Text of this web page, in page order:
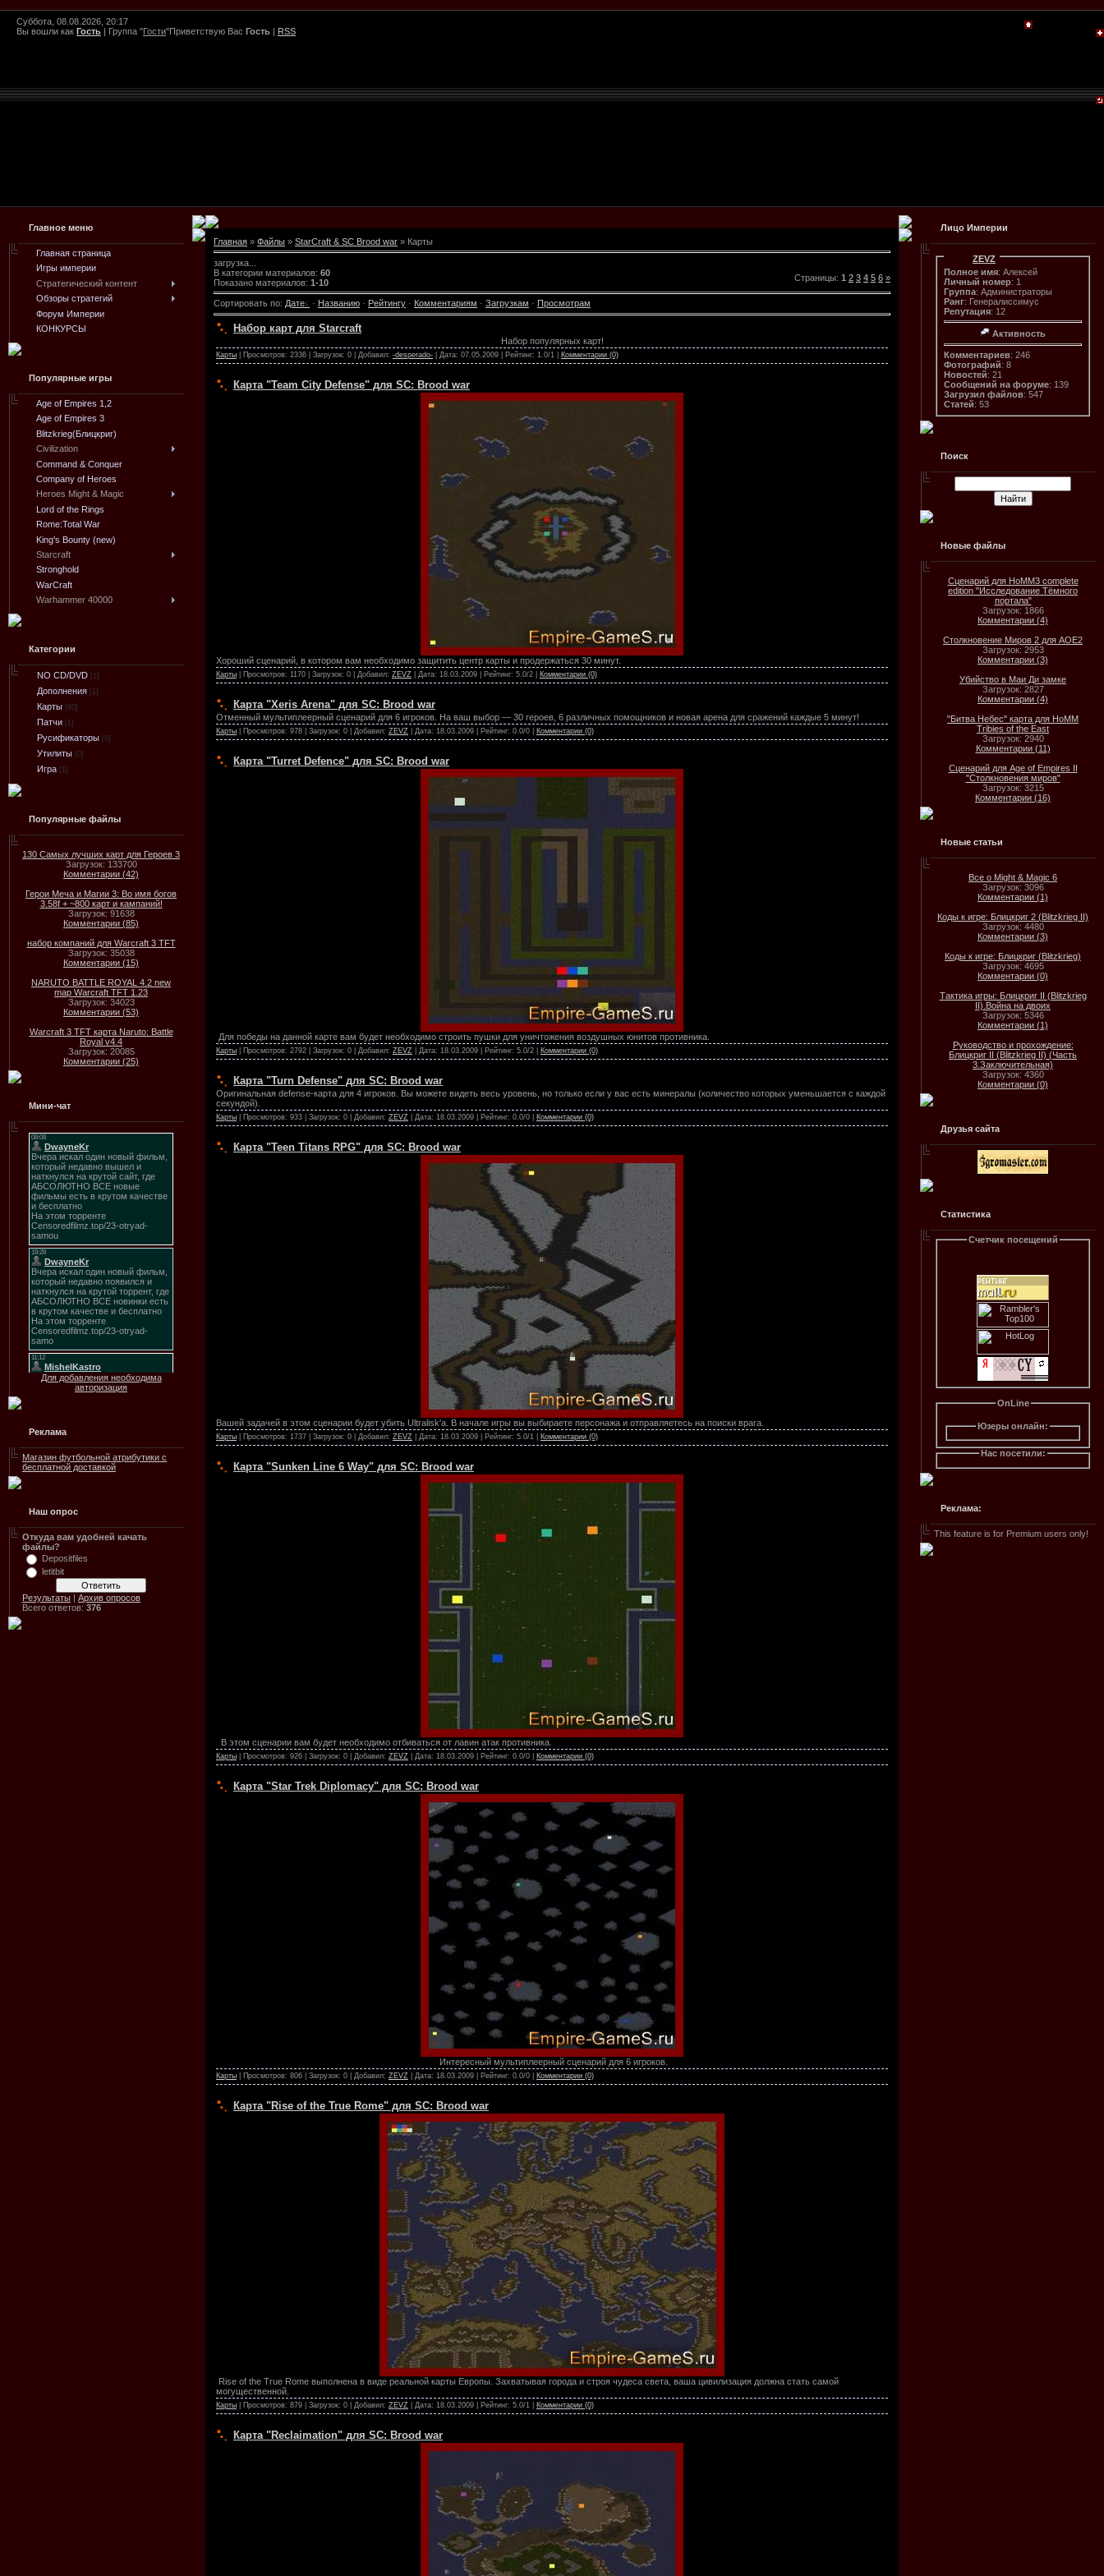
Суббота, 08.08.2026, 20:17
Вы вошли как Гость | Группа "Гости"Приветствую Вас Гость | RSS
Главное меню
Главная страница
Игры империи
Стратегический контент
Обзоры стратегий
Форум Империи
КОНКУРСЫ
Популярные игры
Age of Empires 1,2
Age of Empires 3
Blitzkrieg(Блицкриг)
Civilization
Command & Conquer
Company of Heroes
Heroes Might & Magic
Lord of the Rings
Rome:Total War
King's Bounty (new)
Starcraft
Stronghold
WarCraft
Warhammer 40000
Категории
NO CD/DVD [1]
Дополнения [1]
Карты [60]
Патчи [1]
Русификаторы [0]
Утилиты [0]
Игра [1]
Популярные файлы
130 Самых лучших карт для Героев 3
Загрузок: 133700
Комментарии (42)
Герои Меча и Магии 3: Во имя богов
3.58f + ~800 карт и кампаний!
Загрузок: 91638
Комментарии (85)
набор компаний для Warcraft 3 TFT
Загрузок: 35038
Комментарии (15)
NARUTO BATTLE ROYAL 4.2 new
map Warcraft TFT 1.23
Загрузок: 34023
Комментарии (53)
Warcraft 3 TFT карта Naruto: Battle
Royal v4.4
Загрузок: 20085
Комментарии (25)
Мини-чат
Для добавления необходима
авторизация
Реклама
Магазин футбольной атрибутики с
бесплатной доставкой
Наш опрос
Откуда вам удобней качать
файлы?
Depositfiles
letitbit
Результаты | Архив опросов
Всего ответов: 376
Главная » Файлы » StarCraft & SC Brood war » Карты
загрузка...
В категории материалов: 60
Показано материалов: 1-10 Страницы: 1 2 3 4 5 6 »
Сортировать по: Дате · Названию · Рейтингу · Комментариям · Загрузкам · Просмотрам
Набор карт для Starcraft
Набор популярных карт!
Карты | Просмотров: 2336 | Загрузок: 0 | Добавил: -desperado- | Дата: 07.05.2009 | Рейтинг: 1.0/1 | Комментарии (0)
Карта "Team City Defense" для SC: Brood war
Хороший сценарий, в котором вам необходимо защитить центр карты и продержаться 30 минут.
Карты | Просмотров: 1170 | Загрузок: 0 | Добавил: ZEVZ | Дата: 18.03.2009 | Рейтинг: 5.0/2 | Комментарии (0)
Карта "Xeris Arena" для SC: Brood war
Отменный мультиплеерный сценарий для 6 игроков. На ваш выбор — 30 героев, 6 различных помощников и новая арена для сражений каждые 5 минут!
Карты | Просмотров: 978 | Загрузок: 0 | Добавил: ZEVZ | Дата: 18.03.2009 | Рейтинг: 0.0/0 | Комментарии (0)
Карта "Turret Defence" для SC: Brood war
Для победы на данной карте вам будет необходимо строить пушки для уничтожения воздушных юнитов противника.
Карты | Просмотров: 2792 | Загрузок: 0 | Добавил: ZEVZ | Дата: 18.03.2009 | Рейтинг: 5.0/2 | Комментарии (0)
Карта "Turn Defense" для SC: Brood war
Оригинальная defense-карта для 4 игроков. Вы можете видеть весь уровень, но только если у вас есть минералы (количество которых уменьшается с каждой
секундой).
Карты | Просмотров: 933 | Загрузок: 0 | Добавил: ZEVZ | Дата: 18.03.2009 | Рейтинг: 0.0/0 | Комментарии (0)
Карта "Teen Titans RPG" для SC: Brood war
Вашей задачей в этом сценарии будет убить Ultralisk'а. В начале игры вы выбираете персонажа и отправляетесь на поиски врага.
Карты | Просмотров: 1737 | Загрузок: 0 | Добавил: ZEVZ | Дата: 18.03.2009 | Рейтинг: 5.0/1 | Комментарии (0)
Карта "Sunken Line 6 Way" для SC: Brood war
В этом сценарии вам будет необходимо отбиваться от лавин атак противника.
Карты | Просмотров: 926 | Загрузок: 0 | Добавил: ZEVZ | Дата: 18.03.2009 | Рейтинг: 0.0/0 | Комментарии (0)
Карта "Star Trek Diplomacy" для SC: Brood war
Интересный мультиплеерный сценарий для 6 игроков.
Карты | Просмотров: 806 | Загрузок: 0 | Добавил: ZEVZ | Дата: 18.03.2009 | Рейтинг: 0.0/0 | Комментарии (0)
Карта "Rise of the True Rome" для SC: Brood war
Rise of the True Rome выполнена в виде реальной карты Европы. Захватывая города и строя чудеса света, ваша цивилизация должна стать самой
могущественной.
Карты | Просмотров: 879 | Загрузок: 0 | Добавил: ZEVZ | Дата: 18.03.2009 | Рейтинг: 5.0/1 | Комментарии (0)
Карта "Reclaimation" для SC: Brood war
Лицо Империи
ZEVZ
Полное имя: Алексей
Личный номер: 1
Группа: Администраторы
Ранг: Генералиссимус
Репутация: 12
Активность
Комментариев: 246
Фотографий: 8
Новостей: 21
Сообщений на форуме: 139
Загрузил файлов: 547
Статей: 53
Поиск
Новые файлы
Сценарий для HoMM3 complete
edition "Исследование Тёмного
портала"
Загрузок: 1866
Комментарии (4)
Столкновение Миров 2 для AOE2
Загрузок: 2953
Комментарии (3)
Убийство в Маи Ди замке
Загрузок: 2827
Комментарии (4)
"Битва Небес" карта для HoMM
Tribies of the East
Загрузок: 2940
Комментарии (11)
Сценарий для Age of Empires II
"Столкновения миров"
Загрузок: 3215
Комментарии (16)
Новые статьи
Все о Might & Magic 6
Загрузок: 3096
Комментарии (1)
Коды к игре: Блицкриг 2 (Blitzkrieg II)
Загрузок: 4480
Комментарии (3)
Коды к игре: Блицкриг (Blitzkrieg)
Загрузок: 4695
Комментарии (0)
Тактика игры: Блицкриг II (Blitzkrieg
II).Война на двоих
Загрузок: 5346
Комментарии (1)
Руководство и прохождение:
Блицкриг II (Blitzkrieg II) (Часть
3.Заключительная)
Загрузок: 4360
Комментарии (0)
Друзья сайта
Статистика
Счетчик посещений
OnLine
Юзеры онлайн:
Нас посетили:
Реклама:
This feature is for Premium users only!